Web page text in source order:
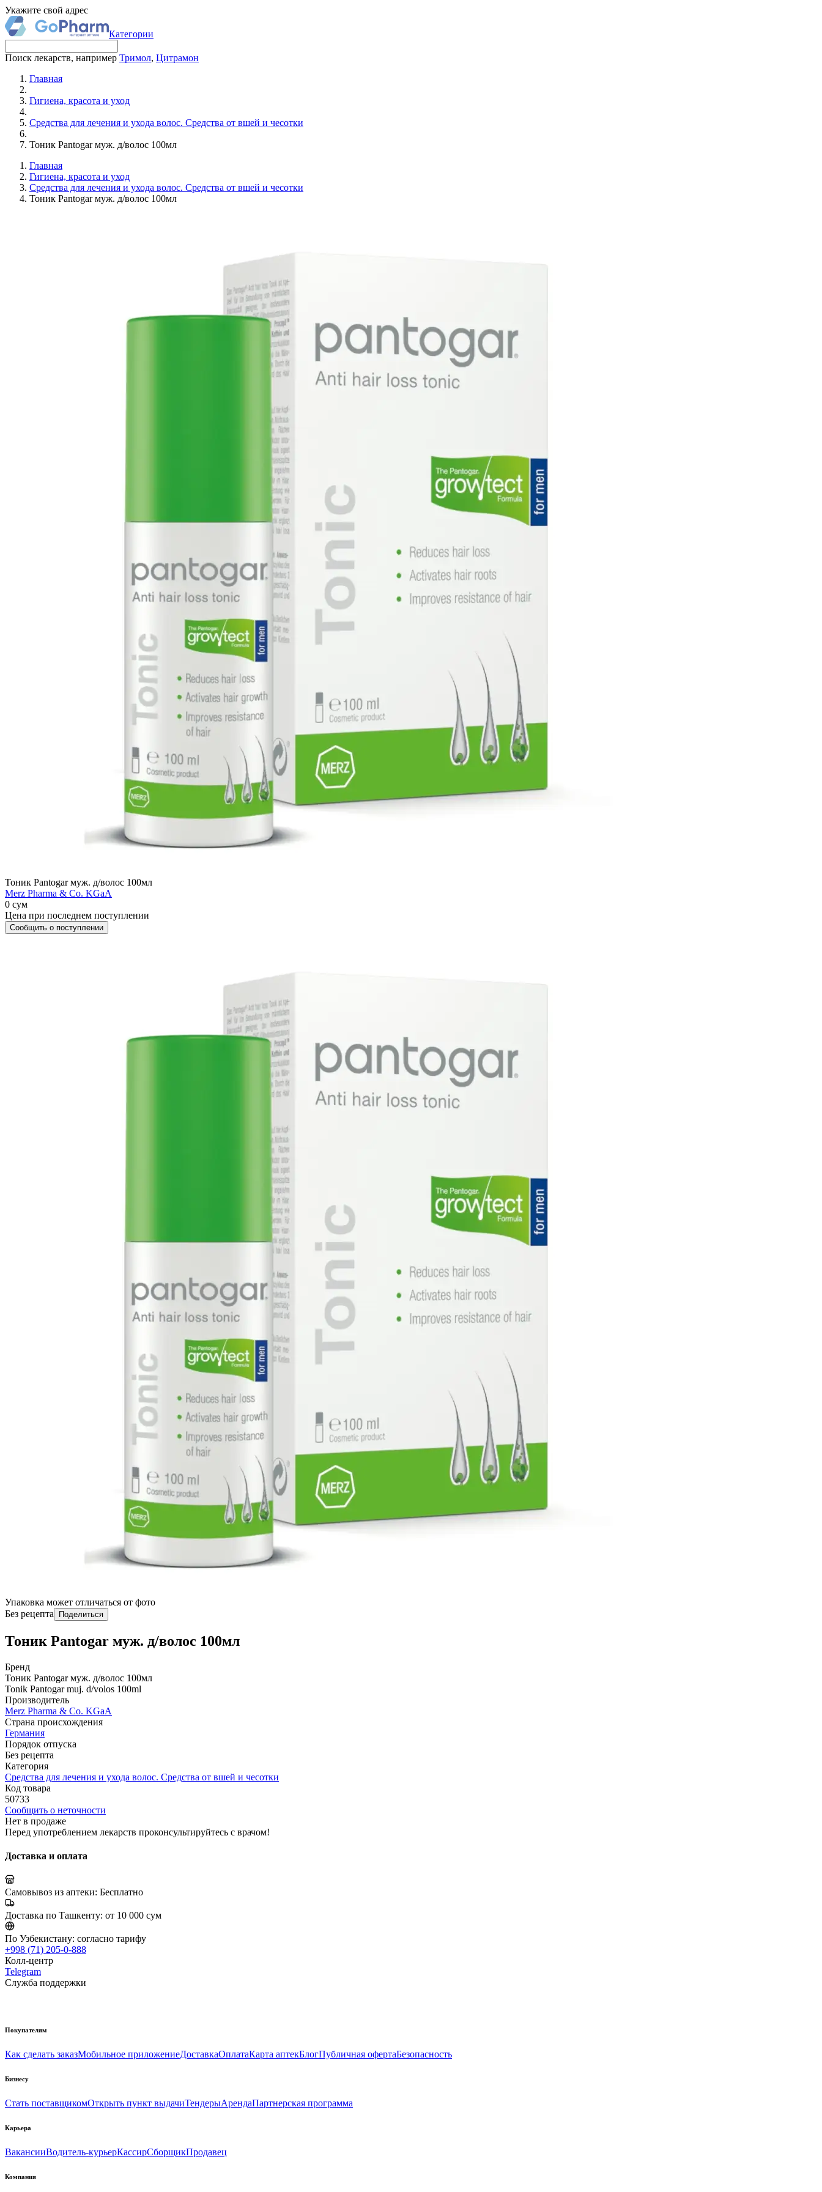
Укажите свой адрес
Категории
Поиск лекарств, например Тримол, Цитрамон
Главная
Гигиена, красота и уход
Средства для лечения и ухода волос. Средства от вшей и чесотки
Тоник Pantogar муж. д/волос 100мл
Главная
Гигиена, красота и уход
Средства для лечения и ухода волос. Средства от вшей и чесотки
Тоник Pantogar муж. д/волос 100мл
Тоник Pantogar муж. д/волос 100мл
Merz Pharma & Co. KGaA
0 сум
Цена при последнем поступлении
Сообщить о поступлении
Упаковка может отличаться от фото
Без рецепта
Поделиться
Тоник Pantogar муж. д/волос 100мл
Бренд
Тоник Pantogar муж. д/волос 100мл
Tonik Pantogar muj. d/volos 100ml
Производитель
Merz Pharma & Co. KGaA
Страна происхождения
Германия
Порядок отпуска
Без рецепта
Категория
Средства для лечения и ухода волос. Средства от вшей и чесотки
Код товара
50733
Сообщить о неточности
Нет в продаже
Перед употреблением лекарств проконсультируйтесь с врачом!
Доставка и оплата
Самовывоз из аптеки: Бесплатно
Доставка по Ташкенту: от 10 000 сум
По Узбекистану: согласно тарифу
+998 (71) 205-0-888
Колл-центр
Telegram
Служба поддержки
Покупателям
Как сделать заказМобильное приложениеДоставкаОплатаКарта аптекБлогПубличная офертаБезопасность
Бизнесу
Стать поставщикомОткрыть пункт выдачиТендерыАрендаПартнерская программа
Карьера
ВакансииВодитель-курьерКассирСборщикПродавец
Компания